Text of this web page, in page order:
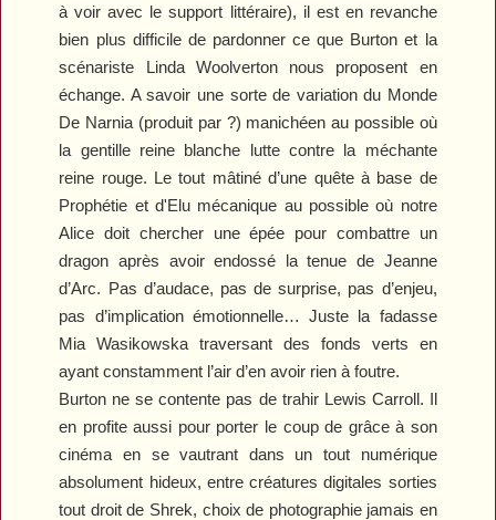
à voir avec le support littéraire), il est en revanche
bien plus difficile de pardonner ce que Burton et la
scénariste Linda Woolverton nous proposent en
échange. A savoir une sorte de variation du Monde
De Narnia (produit par ?) manichéen au possible où
la gentille reine blanche lutte contre la méchante
reine rouge. Le tout mâtiné d’une quête à base de
Prophétie et d'Elu mécanique au possible où notre
Alice doit chercher une épée pour combattre un
dragon après avoir endossé la tenue de Jeanne
d’Arc. Pas d’audace, pas de surprise, pas d’enjeu,
pas d’implication émotionnelle… Juste la fadasse
Mia Wasikowska traversant des fonds verts en
ayant constamment l’air d’en avoir rien à foutre.
Burton ne se contente pas de trahir Lewis Carroll. Il
en profite aussi pour porter le coup de grâce à son
cinéma en se vautrant dans un tout numérique
absolument hideux, entre créatures digitales sorties
tout droit de Shrek, choix de photographie jamais en